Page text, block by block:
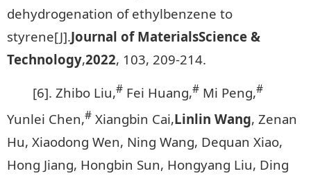
dehydrogenation of ethylbenzene to
styrene[J].Journal of MaterialsScience &
Technology,2022, 103, 209-214.
[6]. Zhibo Liu,# Fei Huang,# Mi Peng,#
Yunlei Chen,# Xiangbin Cai,Linlin Wang, Zenan
Hu, Xiaodong Wen, Ning Wang, Dequan Xiao,
Hong Jiang, Hongbin Sun, Hongyang Liu, Ding